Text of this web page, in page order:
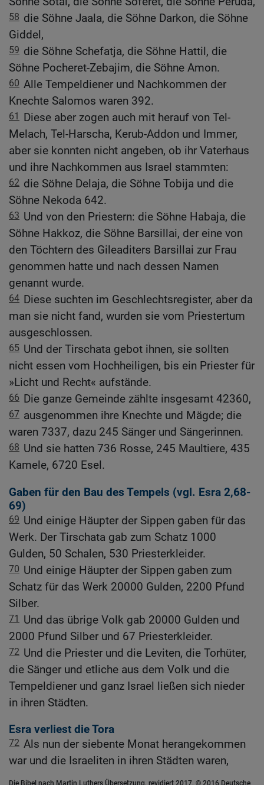
58 die Söhne Jaala, die Söhne Darkon, die Söhne
Giddel,
59 die Söhne Schefatja, die Söhne Hattil, die
Söhne Pocheret-Zebajim, die Söhne Amon.
60 Alle Tempeldiener und Nachkommen der
Knechte Salomos waren 392.
61
Diese aber zogen auch mit herauf von Tel-
Melach, Tel-Harscha, Kerub-Addon und Immer,
aber sie konnten nicht angeben, ob ihr Vaterhaus
und ihre Nachkommen aus Israel stammten:
62 die Söhne Delaja, die Söhne Tobija und die
Söhne Nekoda 642.
63 Und von den Priestern: die Söhne Habaja, die
Söhne Hakkoz, die Söhne Barsillai, der eine von
den Töchtern des Gileaditers Barsillai zur Frau
genommen hatte und nach dessen Namen
genannt wurde.
64 Diese suchten im Geschlechtsregister, aber da
man sie nicht fand, wurden sie vom Priestertum
ausgeschlossen.
65 Und der Tirschata gebot ihnen, sie sollten
nicht essen vom Hochheiligen, bis ein Priester für
»Licht und Recht« aufstände.
66 Die ganze Gemeinde zählte insgesamt 42360,
67 ausgenommen ihre Knechte und Mägde; die
waren 7337, dazu 245 Sänger und Sängerinnen.
68 Und sie hatten 736 Rosse, 245 Maultiere, 435
Kamele, 6720 Esel.
Gaben für den Bau des Tempels (vgl. Esra 2,68-
69)
69 Und einige Häupter der Sippen gaben für das
Werk. Der Tirschata gab zum Schatz 1000
Gulden, 50 Schalen, 530 Priesterkleider.
70 Und einige Häupter der Sippen gaben zum
Schatz für das Werk 20000 Gulden, 2200 Pfund
Silber.
71 Und das übrige Volk gab 20000 Gulden und
2000 Pfund Silber und 67 Priesterkleider.
72 Und die Priester und die Leviten, die Torhüter,
die Sänger und etliche aus dem Volk und die
Tempeldiener und ganz Israel ließen sich nieder
in ihren Städten.
Esra verliest die Tora
72 Als nun der siebente Monat herangekommen
war und die Israeliten in ihren Städten waren,
Die Bibel nach Martin Luthers Übersetzung, revidiert 2017, © 2016 Deutsche